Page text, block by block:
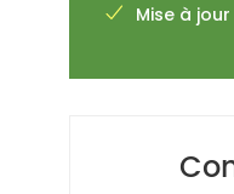
Mise à